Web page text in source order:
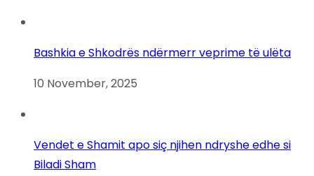
Bashkia e Shkodrës ndërmerr veprime të ulëta
10 November, 2025
Vendet e Shamit apo siç njihen ndryshe edhe si
Biladi Sham